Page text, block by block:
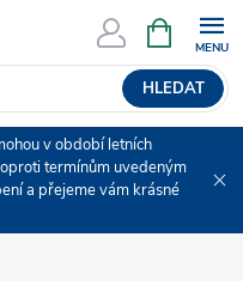
HLEDAT
NÁKUPNÍ
KOŠÍK
v období letních
termínům uvedeným
a přejeme vám krásné